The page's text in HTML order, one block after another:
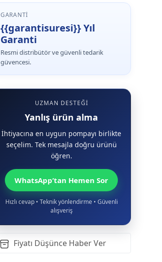
GARANTI
{{garantisuresi}} Yıl
Garanti
Resmi distribütör ve güvenli tedarik
güvencesi.
UZMAN DESTEĞI
Yanlış ürün alma
İhtiyacına en uygun pompayı birlikte
seçelim. Tek mesajla doğru ürünü
öğren.
WhatsApp’tan Hemen Sor
Hızlı cevap • Teknik yönlendirme • Güvenli
alışveriş
Fiyatı Düşünce Haber Ver